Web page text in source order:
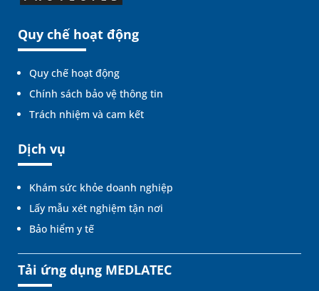
Quy chế hoạt động
Quy chế hoạt động
Chính sách bảo vệ thông tin
Trách nhiệm và cam kết
Dịch vụ
Khám sức khỏe doanh nghiệp
Lấy mẫu xét nghiệm tận nơi
Bảo hiểm y tế
Tải ứng dụng MEDLATEC